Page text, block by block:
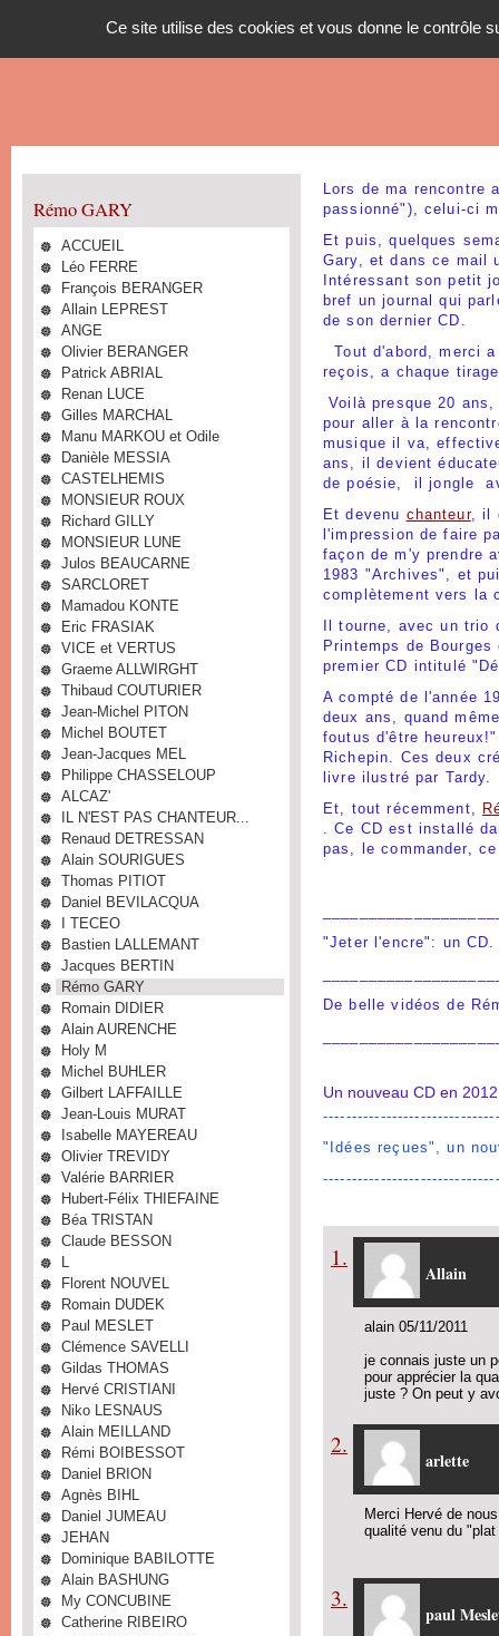
Rémo GARY
ACCUEIL
Léo FERRE
François BERANGER
Allain LEPREST
ANGE
Olivier BERANGER
Patrick ABRIAL
Renan LUCE
Gilles MARCHAL
Manu MARKOU et Odile
Danièle MESSIA
CASTELHEMIS
MONSIEUR ROUX
Richard GILLY
MONSIEUR LUNE
Julos BEAUCARNE
SARCLORET
Mamadou KONTE
Eric FRASIAK
VICE et VERTUS
Graeme ALLWIRGHT
Thibaud COUTURIER
Jean-Michel PITON
Michel BOUTET
Jean-Jacques MEL
Philippe CHASSELOUP
ALCAZ'
IL N'EST PAS CHANTEUR...
Renaud DETRESSAN
Alain SOURIGUES
Thomas PITIOT
Daniel BEVILACQUA
I TECEO
Bastien LALLEMANT
Jacques BERTIN
Rémo GARY
Romain DIDIER
Alain AURENCHE
Holy M
Michel BUHLER
Gilbert LAFFAILLE
Jean-Louis MURAT
Isabelle MAYEREAU
Olivier TREVIDY
Valérie BARRIER
Hubert-Félix THIEFAINE
Béa TRISTAN
Claude BESSON
Florent NOUVEL
Romain DUDEK
Paul MESLET
Clémence SAVELLI
Gildas THOMAS
Hervé CRISTIANI
Niko LESNAUS
Alain MEILLAND
Rémi BOIBESSOT
Daniel BRION
Agnès BIHL
Daniel JUMEAU
JEHAN
Dominique BABILOTTE
Alain BASHUNG
My CONCUBINE
Catherine RIBEIRO
Lors de ma
passionné"), celui-ci
Et puis, quelques
Gary, et dans ce mail
Intéressant son petit
bref un journal qui
de son dernier CD.
Tout d'abord, merci
reçois, a chaque
Voilà presque 20
pour aller à la
musique il va,
ans, il devient
de poésie, il jongle
Et devenu chanteur, il
l'impression de faire
façon de m'y prendre
1983 "Archives", et
complètement vers la
Il tourne, avec un trio
Printemps de
premier CD intitulé
A compté de l'année
deux ans, quand
foutus d'être
Richepin. Ces deux
livre ilustré par Tardy.
Et, tout récemment,
. Ce CD est installé
pas, le commander,
"Jeter l'encre": un CD.
De belle vidéos de
Un nouveau CD en
"Idées reçues", un
1.
Allain
alain 05/11/2011
je connais juste un
pour apprécier la
juste ? On peut y
2.
arlette
Merci Hervé de
qualité venu du
3.
paul
Ce site utilise des cookies et vous donne le contrôle